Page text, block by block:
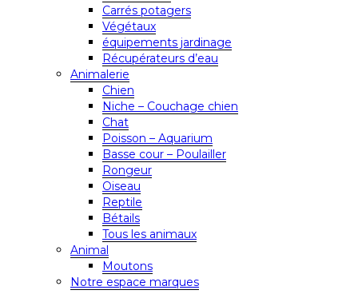
Carrés potagers
Végétaux
équipements jardinage
Récupérateurs d’eau
Animalerie
Chien
Niche – Couchage chien
Chat
Poisson – Aquarium
Basse cour – Poulailler
Rongeur
Oiseau
Reptile
Bétails
Tous les animaux
Animal
Moutons
Notre espace marques